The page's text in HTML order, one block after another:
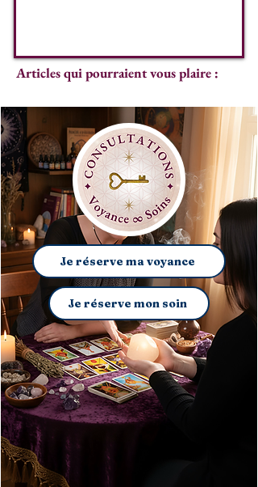
Articles qui pourraient vous plaire :
Je réserve ma voyance
Je réserve mon soin